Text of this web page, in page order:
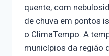
quente, com
de chuva em pontos
o ClimaTempo. A
municípios da região